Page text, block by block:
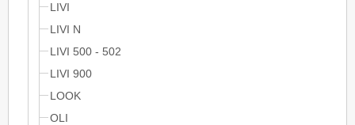
LIVI
LIVI N
LIVI 500 - 502
LIVI 900
LOOK
OLI